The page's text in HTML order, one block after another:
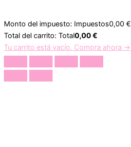
Monto del impuesto: Impuestos0,00 €
Total del carrito: Total0,00€
Tu carrito está vacío. Compra ahora →